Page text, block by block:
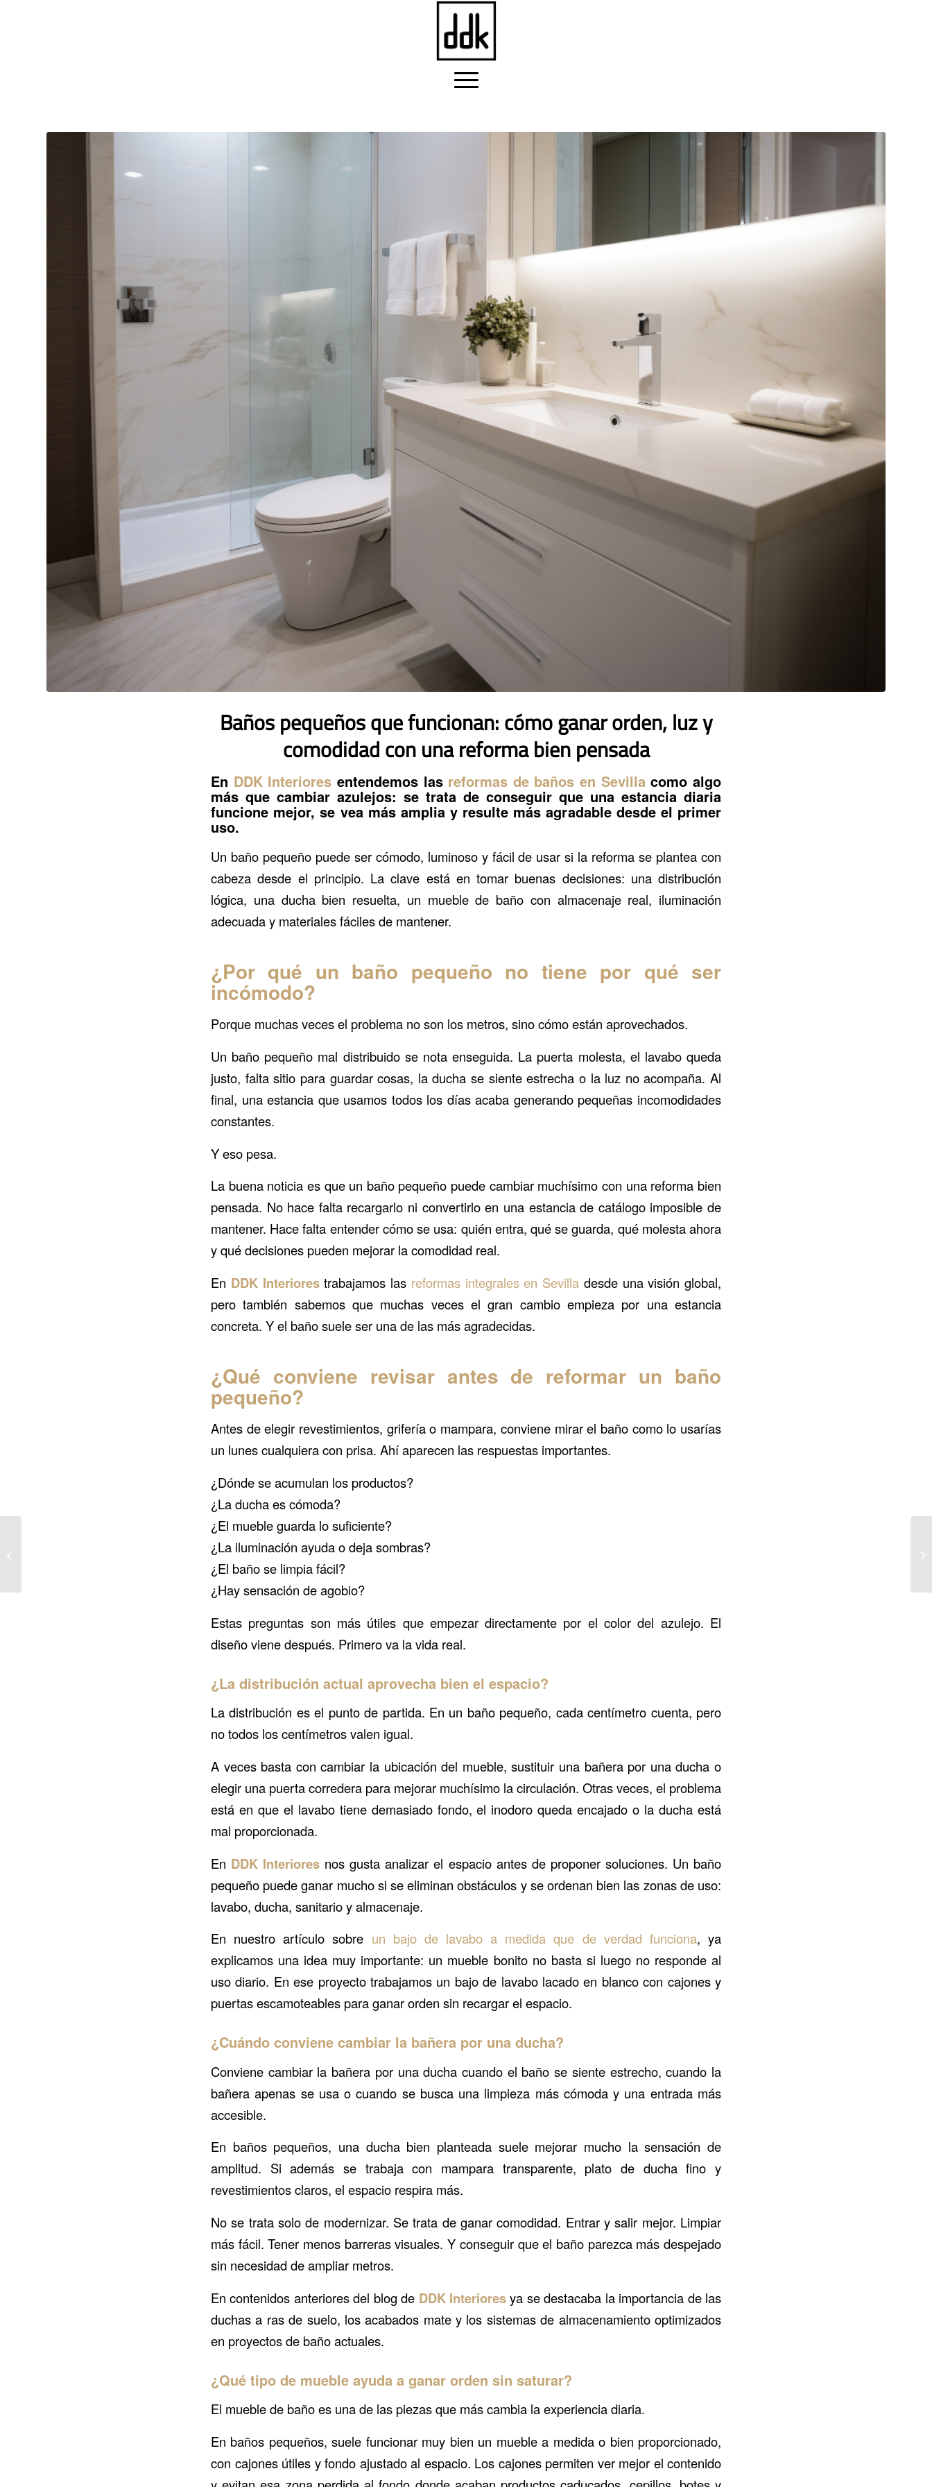
Baños pequeños que funcionan: cómo ganar orden, luz y
comodidad con una reforma bien pensada
En DDK Interiores entendemos las reformas de baños en Sevillacomo algo
más que cambiar azulejos: se trata de conseguir que una estancia diaria
funcione mejor, se vea más amplia y resulte más agradable desde el primer
uso.
Un baño pequeño puede ser cómodo, luminoso y fácil de usar si la reforma se plantea con
cabeza desde el principio. La clave está en tomar buenas decisiones: una distribución
lógica, una ducha bien resuelta, un mueble de baño con almacenaje real, iluminación
adecuada y materiales fáciles de mantener.
¿Por qué un baño pequeño no tiene por qué ser
incómodo?
Porque muchas veces el problema no son los metros, sino cómo están aprovechados.
Un baño pequeño mal distribuido se nota enseguida. La puerta molesta, el lavabo queda
justo, falta sitio para guardar cosas, la ducha se siente estrecha o la luz no acompaña. Al
final, una estancia que usamos todos los días acaba generando pequeñas incomodidades
constantes.
Y eso pesa.
La buena noticia es que un baño pequeño puede cambiar muchísimo con una reforma bien
pensada. No hace falta recargarlo ni convertirlo en una estancia de catálogo imposible de
mantener. Hace falta entender cómo se usa: quién entra, qué se guarda, qué molesta ahora
y qué decisiones pueden mejorar la comodidad real.
En DDK Interiorestrabajamos las reformas integrales en Sevilla desde una visión global,
pero también sabemos que muchas veces el gran cambio empieza por una estancia
concreta. Y el baño suele ser una de las más agradecidas.
¿Qué conviene revisar antes de reformar un baño
pequeño?
Antes de elegir revestimientos, grifería o mampara, conviene mirar el baño como lo usarías
un lunes cualquiera con prisa. Ahí aparecen las respuestas importantes.
¿Dónde se acumulan los productos?
¿La ducha es cómoda?
¿El mueble guarda lo suficiente?
¿La iluminación ayuda o deja sombras?
¿El baño se limpia fácil?
¿Hay sensación de agobio?
Estas preguntas son más útiles que empezar directamente por el color del azulejo. El
diseño viene después. Primero va la vida real.
¿La distribución actual aprovecha bien el espacio?
La distribución es el punto de partida. En un baño pequeño, cada centímetro cuenta, pero
no todos los centímetros valen igual.
A veces basta con cambiar la ubicación del mueble, sustituir una bañera por una ducha o
elegir una puerta corredera para mejorar muchísimo la circulación. Otras veces, el problema
está en que el lavabo tiene demasiado fondo, el inodoro queda encajado o la ducha está
mal proporcionada.
En DDK Interiores nos gusta analizar el espacio antes de proponer soluciones. Un baño
pequeño puede ganar mucho si se eliminan obstáculos y se ordenan bien las zonas de uso:
lavabo, ducha, sanitario y almacenaje.
En nuestro artículo sobre un bajo de lavabo a medida que de verdad funciona, ya
explicamos una idea muy importante: un mueble bonito no basta si luego no responde al
uso diario. En ese proyecto trabajamos un bajo de lavabo lacado en blanco con cajones y
puertas escamoteables para ganar orden sin recargar el espacio.
¿Cuándo conviene cambiar la bañera por una ducha?
Conviene cambiar la bañera por una ducha cuando el baño se siente estrecho, cuando la
bañera apenas se usa o cuando se busca una limpieza más cómoda y una entrada más
accesible.
En baños pequeños, una ducha bien planteada suele mejorar mucho la sensación de
amplitud. Si además se trabaja con mampara transparente, plato de ducha fino y
revestimientos claros, el espacio respira más.
No se trata solo de modernizar. Se trata de ganar comodidad. Entrar y salir mejor. Limpiar
más fácil. Tener menos barreras visuales. Y conseguir que el baño parezca más despejado
sin necesidad de ampliar metros.
En contenidos anteriores del blog de DDK Interioresya se destacaba la importancia de las
duchas a ras de suelo, los acabados mate y los sistemas de almacenamiento optimizados
en proyectos de baño actuales.
¿Qué tipo de mueble ayuda a ganar orden sin saturar?
El mueble de baño es una de las piezas que más cambia la experiencia diaria.
En baños pequeños, suele funcionar muy bien un mueble a medida o bien proporcionado,
con cajones útiles y fondo ajustado al espacio. Los cajones permiten ver mejor el contenido